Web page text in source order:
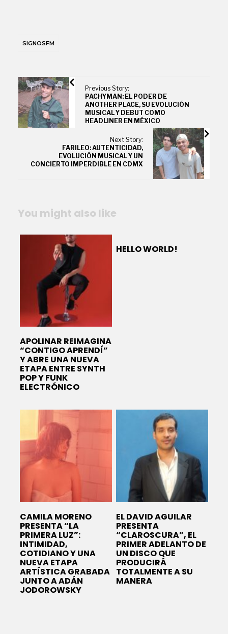
SIGNOSFM
Previous Story:
PACHYMAN: EL PODER DE
ANOTHER PLACE, SU EVOLUCIÓN
MUSICAL Y DEBUT COMO
HEADLINER EN MÉXICO
Next Story:
FARILEO: AUTENTICIDAD,
EVOLUCIÓN MUSICAL Y UN
CONCIERTO IMPERDIBLE EN CDMX
You might also like
APOLINAR REIMAGINA
“CONTIGO APRENDÍ”
Y ABRE UNA NUEVA
ETAPA ENTRE SYNTH
POP Y FUNK
ELECTRÓNICO
HELLO WORLD!
CAMILA MORENO
PRESENTA “LA
PRIMERA LUZ”:
INTIMIDAD,
COTIDIANO Y UNA
NUEVA ETAPA
ARTÍSTICA GRABADA
JUNTO A ADÁN
JODOROWSKY
EL DAVID AGUILAR
PRESENTA
“CLAROSCURA”, EL
PRIMER ADELANTO DE
UN DISCO QUE
PRODUCIRÁ
TOTALMENTE A SU
MANERA